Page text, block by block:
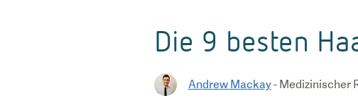
Die 9 besten
Andrew Mackay- Medizinischer